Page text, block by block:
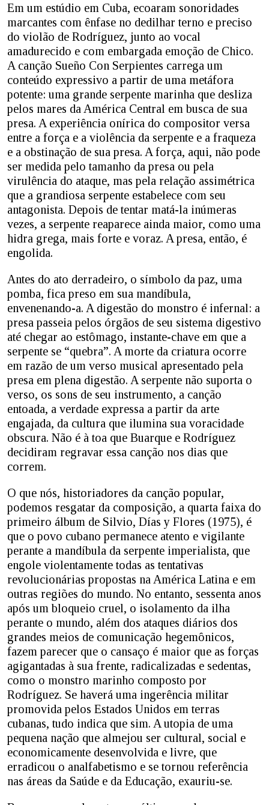
Em um estúdio em Cuba, ecoaram sonoridades
marcantes com ênfase no dedilhar terno e preciso
do violão de Rodríguez, junto ao vocal
amadurecido e com embargada emoção de Chico.
A canção Sueño Con Serpientes carrega um
conteúdo expressivo a partir de uma metáfora
potente: uma grande serpente marinha que desliza
pelos mares da América Central em busca de sua
presa. A experiência onírica do compositor versa
entre a força e a violência da serpente e a fraqueza
e a obstinação de sua presa. A força, aqui, não pode
ser medida pelo tamanho da presa ou pela
virulência do ataque, mas pela relação assimétrica
que a grandiosa serpente estabelece com seu
antagonista. Depois de tentar matá-la inúmeras
vezes, a serpente reaparece ainda maior, como uma
hidra grega, mais forte e voraz. A presa, então, é
engolida.
Antes do ato derradeiro, o símbolo da paz, uma
pomba, fica preso em sua mandíbula,
envenenando-a. A digestão do monstro é infernal: a
presa passeia pelos órgãos de seu sistema digestivo
até chegar ao estômago, instante-chave em que a
serpente se “quebra”. A morte da criatura ocorre
em razão de um verso musical apresentado pela
presa em plena digestão. A serpente não suporta o
verso, os sons de seu instrumento, a canção
entoada, a verdade expressa a partir da arte
engajada, da cultura que ilumina sua voracidade
obscura. Não é à toa que Buarque e Rodríguez
decidiram regravar essa canção nos dias que
correm.
O que nós, historiadores da canção popular,
podemos resgatar da composição, a quarta faixa do
primeiro álbum de Silvio, Días y Flores (1975), é
que o povo cubano permanece atento e vigilante
perante a mandíbula da serpente imperialista, que
engole violentamente todas as tentativas
revolucionárias propostas na América Latina e em
outras regiões do mundo. No entanto, sessenta anos
após um bloqueio cruel, o isolamento da ilha
perante o mundo, além dos ataques diários dos
grandes meios de comunicação hegemônicos,
fazem parecer que o cansaço é maior que as forças
agigantadas à sua frente, radicalizadas e sedentas,
como o monstro marinho composto por
Rodríguez. Se haverá uma ingerência militar
promovida pelos Estados Unidos em terras
cubanas, tudo indica que sim. A utopia de uma
pequena nação que almejou ser cultural, social e
economicamente desenvolvida e livre, que
erradicou o analfabetismo e se tornou referência
nas áreas da Saúde e da Educação, exauriu-se.